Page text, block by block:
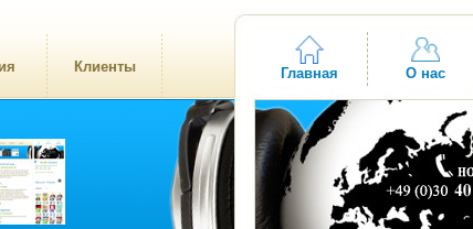
Клиенты Главная О нас